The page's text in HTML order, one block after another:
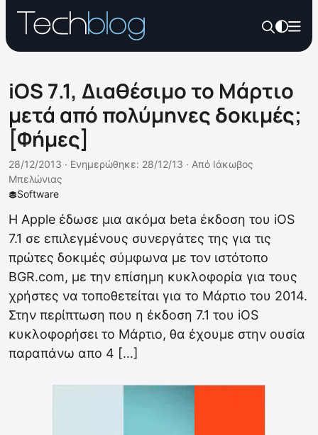
iOS 7.1, Διαθέσιμο το Μάρτιο
μετά από πολύμηνες δοκιμές;
[Φήμες]
Software
28/12/2013 · Ενημερώθηκε: 28/12/13 · Από Ιάκωβος
Μπελώνιας
Η Apple έδωσε μια ακόμα beta έκδοση του iOS
7.1 σε επιλεγμένους συνεργάτες της για τις
πρώτες δοκιμές σύμφωνα με τον ιστότοπο
BGR.com, με την επίσημη κυκλοφορία για τους
χρήστες να τοποθετείται για το Μάρτιο του 2014.
Στην περίπτωση που η έκδοση 7.1 του iOS
κυκλοφορήσει το Μάρτιο, θα έχουμε στην ουσία
παραπάνω απο 4 […]